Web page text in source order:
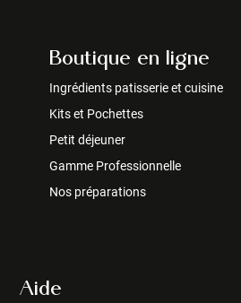
Boutique en ligne
Ingrédients patisserie et cuisine
Kits et Pochettes
Petit déjeuner
Gamme Professionnelle
Nos préparations
Aide